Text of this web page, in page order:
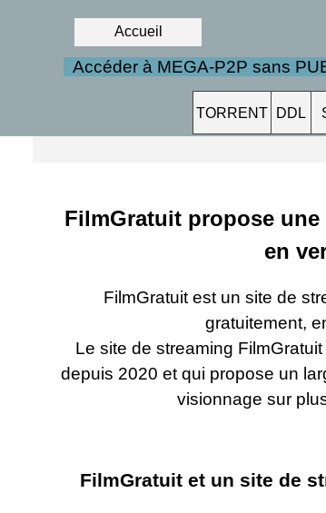
Accueil
TORRENT DDL
Accéder à MEGA-P2P sans
FilmGratuit propose
en
FilmGratuit est un site de
gratuitement,
Le site de streaming
depuis 2020 et qui propose un
visionnage sur
FilmGratuit et un site de